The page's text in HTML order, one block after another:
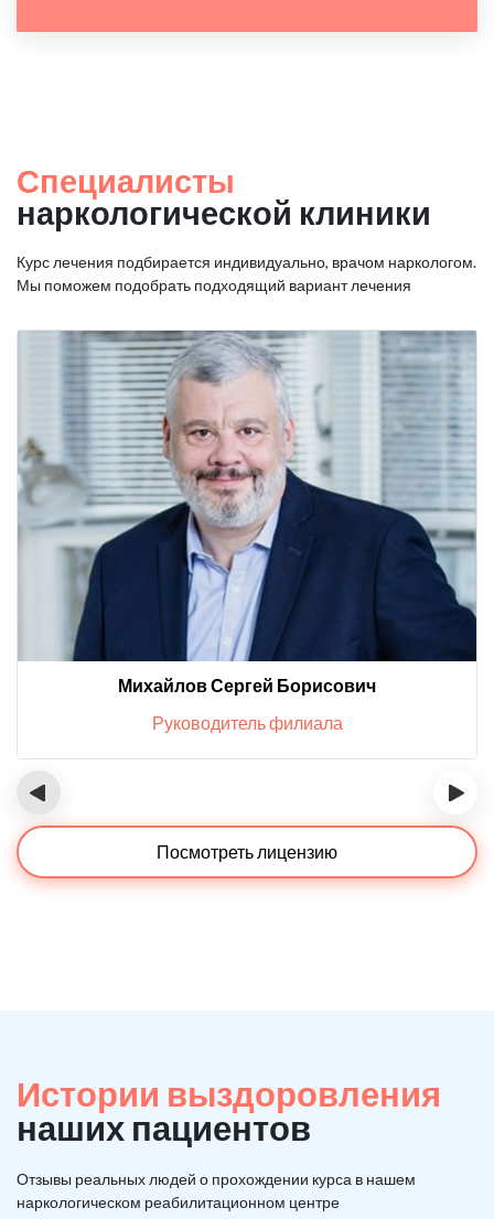
Специалисты
наркологической клиники
Курс лечения подбирается индивидуально, врачом наркологом.
Мы поможем подобрать подходящий вариант лечения
Михайлов Сергей Борисович
Руководитель филиала
‹ ›
Посмотреть лицензию
Истории выздоровления
наших пациентов
Отзывы реальных людей о прохождении курса в нашем
наркологическом реабилитационном центре